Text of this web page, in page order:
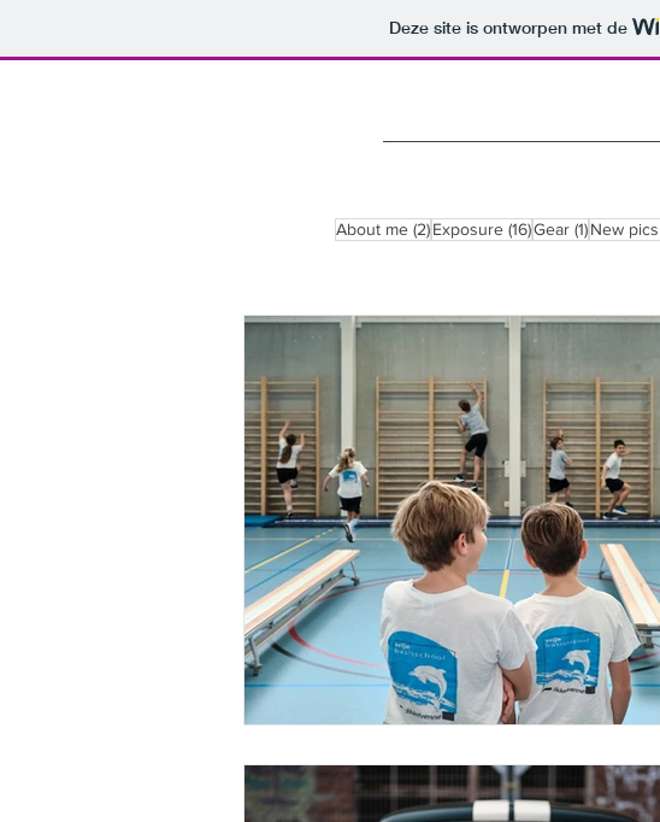
Deze site is ontworpen met de
About me (2)2 posts
Exposure (16)16 posts
Gear (1)1 post
New pics